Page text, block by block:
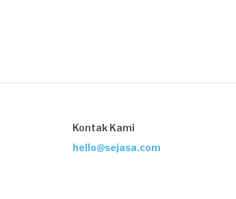
Kontak Kami
hello@sejasa.com